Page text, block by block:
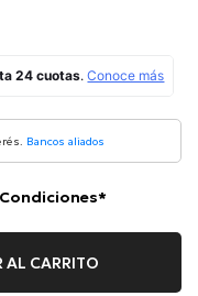
Bancos aliados
AL CARRITO